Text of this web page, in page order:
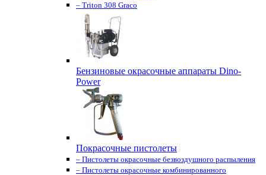
– Triton 308 Graco
Бензиновые окрасочные аппараты Dino-
Power
Покрасочные пистолеты
– Пистолеты окрасочные безвоздушного распыления
– Пистолеты окрасочные комбинированного